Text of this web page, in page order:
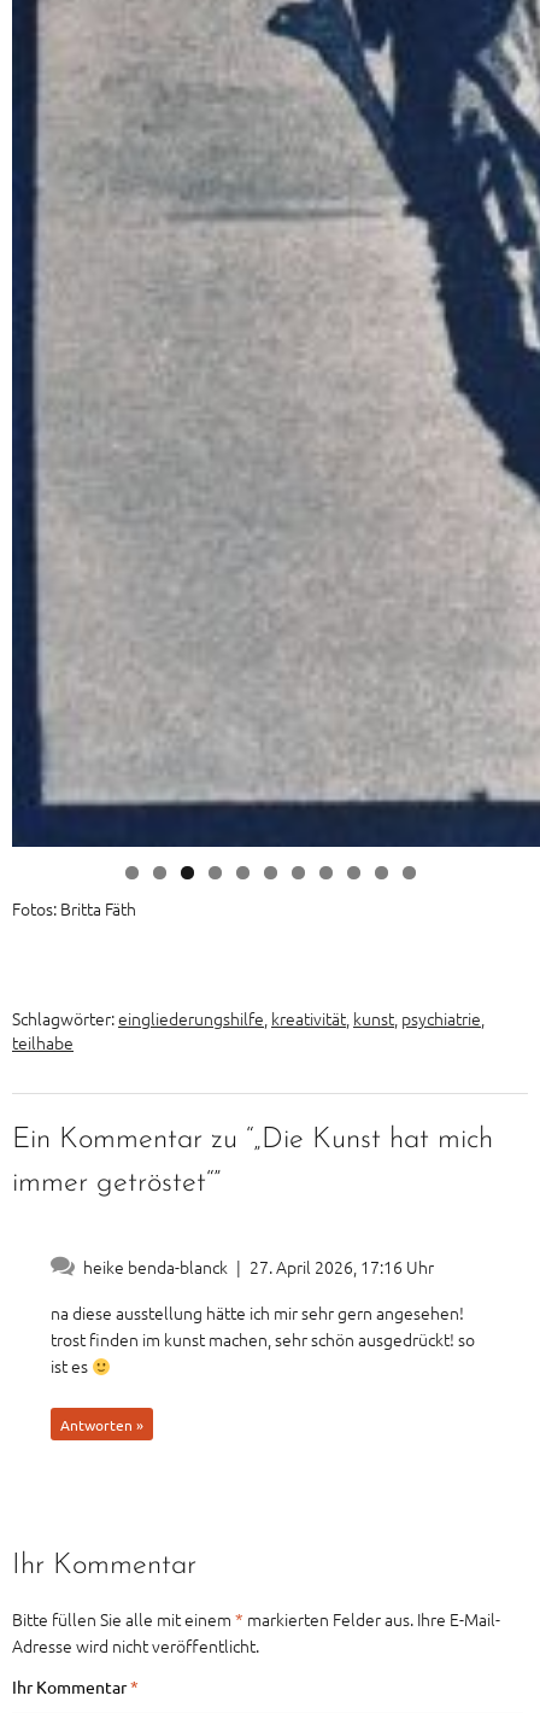
0 1
Fotos: Britta Fäth
Schlagwörter:eingliederungshilfe, kreativität, kunst, psychiatrie,
teilhabe
Ein Kommentar zu “„Die Kunst hat mich
immer getröstet“”
heike benda-blanck | 27. April 2026, 17:16 Uhr
na diese ausstellung hätte ich mir sehr gern angesehen!
trost finden im kunst machen, sehr schön ausgedrückt! so
ist es
Antworten »
Ihr Kommentar
Bitte füllen Sie alle mit einem * markierten Felder aus. Ihre E-Mail-
Adresse wird nicht veröffentlicht.
Ihr Kommentar*